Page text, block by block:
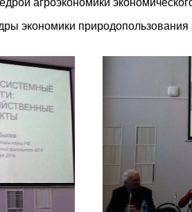
агроэкономики
экономики природопользования